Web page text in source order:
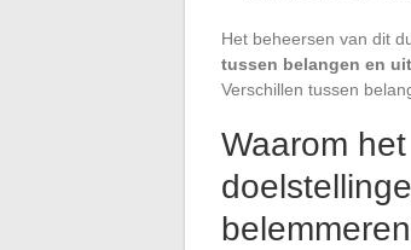
Het beheersen van dit
tussen belangen en
Verschillen tussen
Waarom